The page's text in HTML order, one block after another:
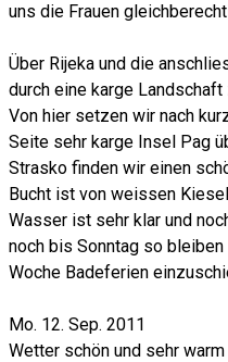
uns die Frauen
Über Rijeka und die
durch eine karge
Von hier setzen wir nach
Seite sehr karge Insel Pag
Strasko finden wir einen
Bucht ist von weissen
Wasser ist sehr klar und
noch bis Sonntag so
Woche Badeferien
Mo. 12. Sep. 2011
Wetter schön und sehr warm